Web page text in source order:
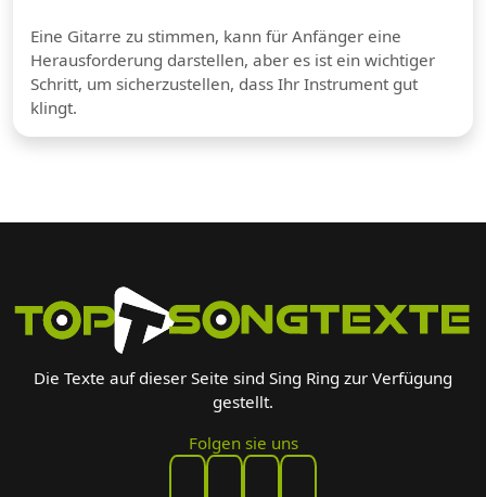
Eine Gitarre zu stimmen, kann für Anfänger eine
Herausforderung darstellen, aber es ist ein wichtiger
Schritt, um sicherzustellen, dass Ihr Instrument gut
klingt.
Die Texte auf dieser Seite sind Sing Ring zur Verfügung
gestellt.
Folgen sie uns